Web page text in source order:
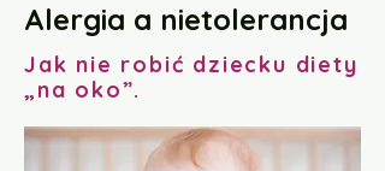
Alergia a nietolerancja
Jak nie robić dziecku diety
„na oko”.